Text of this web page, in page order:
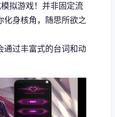
拟游戏！并非固定流
化身核角，随思所欲之
通过丰富式的台词和动